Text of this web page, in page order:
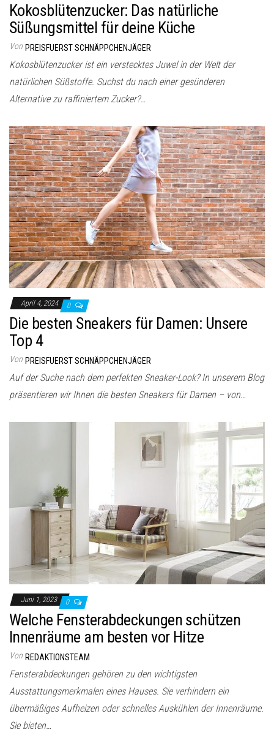
Kokosblütenzucker: Das natürliche
Süßungsmittel für deine Küche
Von PREISFUERST SCHNÄPPCHENJÄGER
Kokosblütenzucker ist ein verstecktes Juwel in der Welt der
natürlichen Süßstoffe. Suchst du nach einer gesünderen
Alternative zu raffiniertem Zucker?…
April 4, 2024 0
Die besten Sneakers für Damen: Unsere
Top 4
Von PREISFUERST SCHNÄPPCHENJÄGER
Auf der Suche nach dem perfekten Sneaker-Look? In unserem Blog
präsentieren wir Ihnen die besten Sneakers für Damen – von…
Juni 1, 2023 0
Welche Fensterabdeckungen schützen
Innenräume am besten vor Hitze
Von REDAKTIONSTEAM
Fensterabdeckungen gehören zu den wichtigsten
Ausstattungsmerkmalen eines Hauses. Sie verhindern ein
übermäßiges Aufheizen oder schnelles Auskühlen der Innenräume.
Sie bieten…